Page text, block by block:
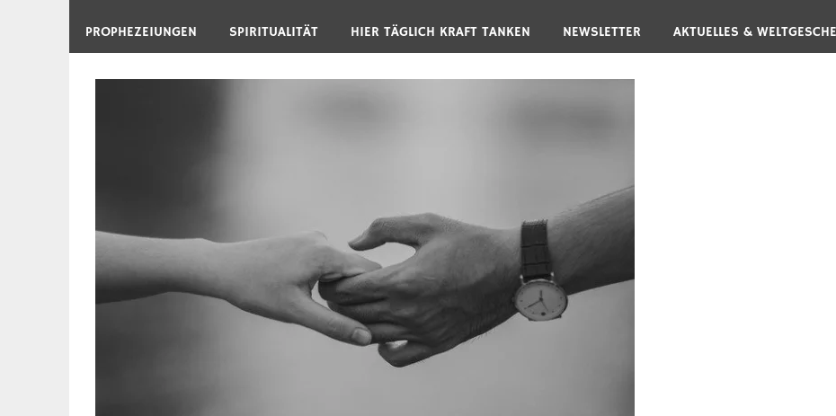
PROPHEZEIUNGEN SPIRITUALITÄT HIER TÄGLICH KRAFT TANKEN NEWSLETTER AKTUELLES &